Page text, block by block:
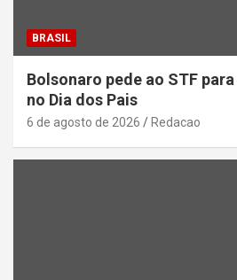
BRASIL
Bolsonaro pede ao STF
no Dia dos Pais
6 de agosto de 2026 Redacao